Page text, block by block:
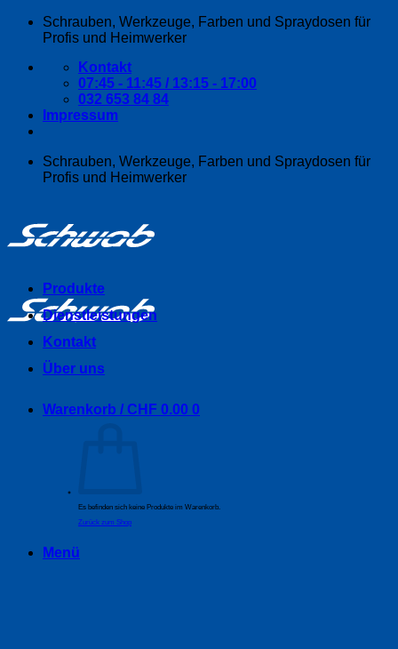
Zum
Schrauben, Werkzeuge, Farben und Spraydosen für
Profis und Heimwerker
Kontakt
07:45 - 11:45 / 13:15 - 17:00
032 653 84 84
Impressum
Schrauben, Werkzeuge, Farben und Spraydosen für
Profis und Heimwerker
Produkte
Dienstleistungen
Kontakt
Über uns
Warenkorb / CHF 0.00 0
Es befinden sich keine Produkte im Warenkorb.
Zurück zum Shop
Menü